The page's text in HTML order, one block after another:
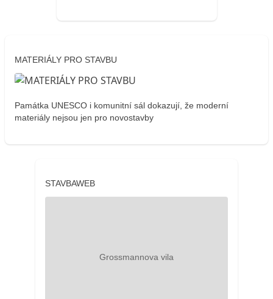
MATERIÁLY PRO STAVBU
Památka UNESCO i komunitní sál dokazují, že moderní
materiály nejsou jen pro novostavby
STAVBAWEB